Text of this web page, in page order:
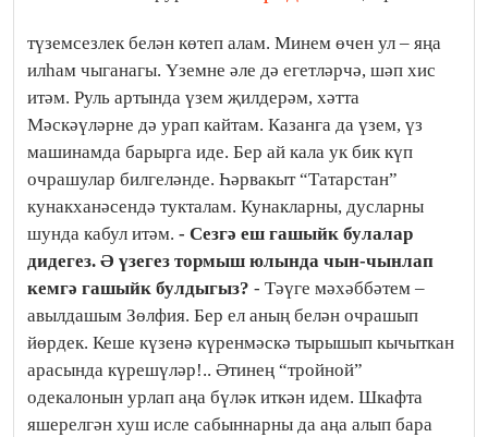
түземсезлек белән көтеп алам. Минем өчен ул – яңа
илһам чыганагы. Үземне әле дә егетләрчә, шәп хис
итәм. Руль артында үзем җилдерәм, хәтта
Мәскәүләрне дә урап кайтам. Казанга да үзем, үз
машинамда барырга иде. Бер ай кала ук бик күп
очрашулар билгеләнде. Һәрвакыт “Татарстан”
кунакханәсендә тукталам. Кунакларны, дусларны
шунда кабул итәм. - Сезгә еш гашыйк булалар
дидегез. Ә үзегез тормыш юлында чын-чынлап
кемгә гашыйк булдыгыз? - Тәүге мәхәббәтем –
авылдашым Зөлфия. Бер ел аның белән очрашып
йөрдек. Кеше күзенә күренмәскә тырышып кычыткан
арасында күрешүләр!.. Әтинең “тройной”
одекалонын урлап аңа бүләк иткән идем. Шкафта
яшерелгән хуш исле сабыннарны да аңа алып бара